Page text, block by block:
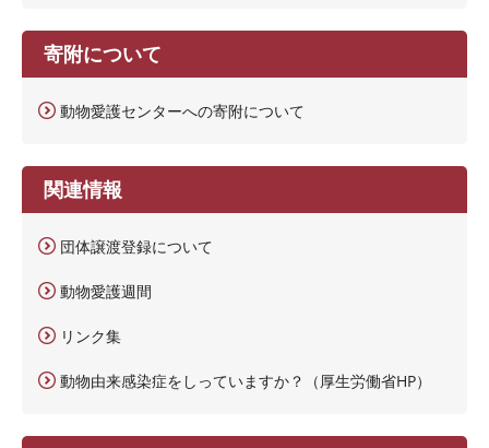
寄附について
動物愛護センターへの寄附について
関連情報
団体譲渡登録について
動物愛護週間
リンク集
動物由来感染症をしっていますか？（厚生労働省HP）